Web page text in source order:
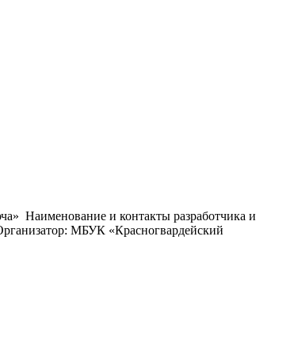
Наименование и контакты разработчика и
МБУК «Красногвардейский